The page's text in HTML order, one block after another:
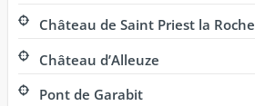
Château de Saint Priest la Roche
Château d’Alleuze
Pont de Garabit